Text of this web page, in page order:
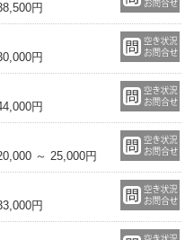
円
円
円
～ 25,000円
円